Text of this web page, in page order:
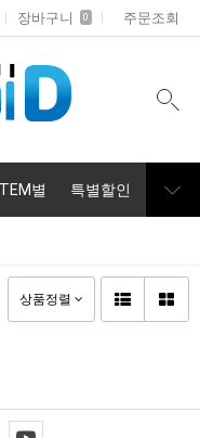
장바구니 0 주문조회
ITEM별 특별할인 휴대폰
상품정렬